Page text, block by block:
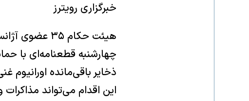
خبرگزاری رویترز
هیئت حکام
چهارشنبه قطعنامه‌ای با
ذخایر باقی‌مانده اورانیوم
این اقدام می‌تواند